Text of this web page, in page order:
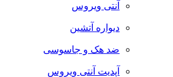
آنتی ویروس
دیواره آتشین
ضد هک و جاسوسی
آپدیت آنتی ویروس